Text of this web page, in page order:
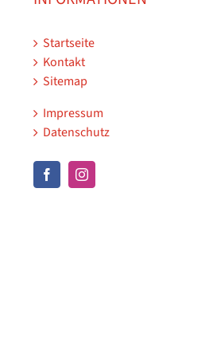
Startseite
Kontakt
Sitemap
Impressum
Datenschutz